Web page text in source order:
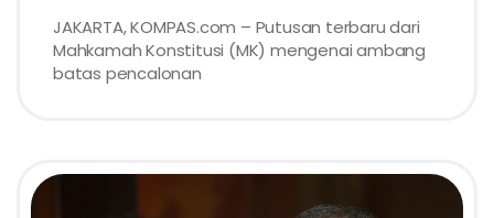
JAKARTA, KOMPAS.com – Putusan terbaru dari
Mahkamah Konstitusi (MK) mengenai ambang
batas pencalonan